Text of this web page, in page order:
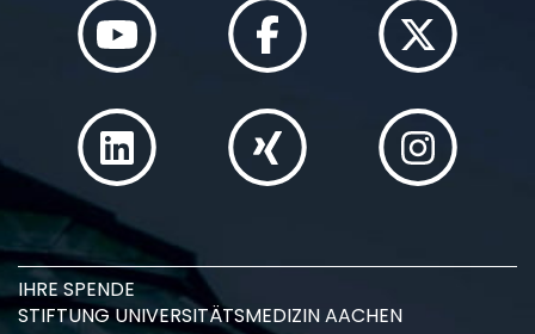
IHRE SPENDE
STIFTUNG UNIVERSITÄTSMEDIZIN AACHEN